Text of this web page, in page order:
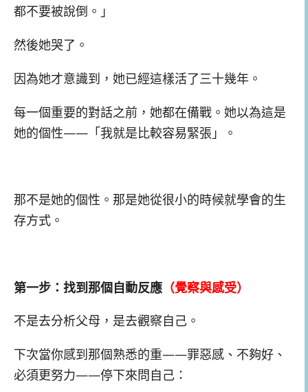
都不要被說倒。」
然後她哭了。
因為她才意識到，她已經這樣活了三十幾年。
每一個重要的對話之前，她都在備戰。她以為這是
她的個性——「我就是比較容易緊張」。
那不是她的個性。那是她從很小的時候就學會的生
存方式。
第一步：找到那個自動反應 （覺察與感受）
不是去分析父母，是去觀察自己。
下次當你感到那個熟悉的重——罪惡感、不夠好、
必須更努力——停下來問自己：